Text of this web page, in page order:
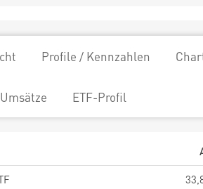
Profile / Kennzahlen
ETF-Profil